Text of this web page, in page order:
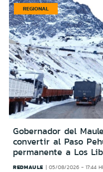
REGIONAL
Gobernador del
convertir al Paso
permanente a Los
REDMAULE 05/08/2026 - 17:44